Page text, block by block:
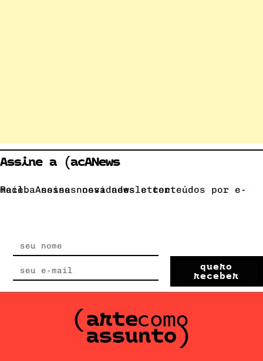
Assine a (acANews
Receba nossas novidades e conteúdos por e-mail. Assine nossa newsletter.
quero
receber